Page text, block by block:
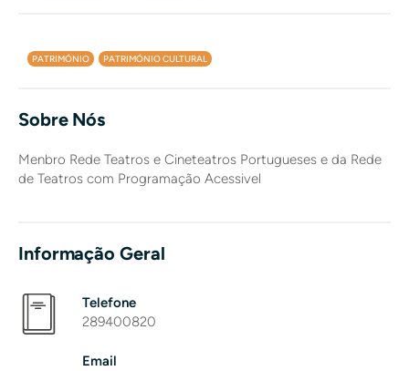
PATRIMÓNIO PATRIMÓNIO CULTURAL
Sobre Nós
Menbro Rede Teatros e Cineteatros Portugueses e da Rede
de Teatros com Programação Acessivel
Informação Geral
Telefone
289400820
Email